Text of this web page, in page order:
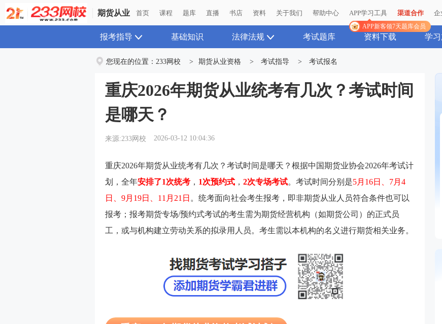
期货从业 首页 课程 题库 直播 书店 资料 关于我们 帮助中心 APP学习工具
APP新客领7天题库会员
渠道合作 企
报考指导 基础知识 法律法规 考试题库 资料下载 学
您现在的位置： 233网校 > 期货从业资格 > 考试指导 > 考试报名
重庆2026年期货从业统考有几次？考试时间
是哪天？
来源:233网校 2026-03-12 10:04:36
重庆2026年期货从业统考有几次？考试时间是哪天？根据中国期货业协会2026年考试计
划，全年安排了1次统考 ， 1次预约式 ， 2次专场考试。考试时间分别是5月16日、7月4
日、9月19日、11月21日 。统考面向社会考生报考，即非期货从业人员符合条件也可以
报考；报考期货专场/预约式考试的考生需为期货经营机构（如期货公司）的正式员
工，或与机构建立劳动关系的拟录用人员。考生需以本机构的名义进行期货相关业务。